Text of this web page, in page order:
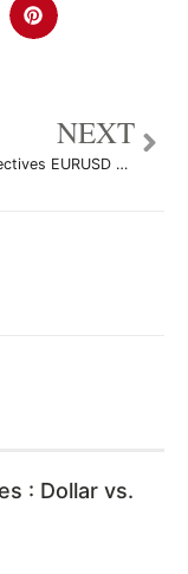
NEXT
Les perspectives EURUSD du 11 janvier
: Dollar vs.